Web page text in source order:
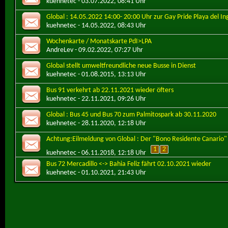
Global : 14.05.2022 14:00- 20:00 Uhr zur Gay Pride Playa del
kuehnetec - 14.05.2022, 08:43 Uhr
Wochenkarte / Monatskarte PdI>LPA
AndreLev - 09.02.2022, 07:27 Uhr
Global stellt umweltfreundliche neue Busse in Dienst
kuehnetec - 01.08.2015, 13:13 Uhr
Bus 91 verkehrt ab 22.11.2021 wieder öfters
kuehnetec - 22.11.2021, 09:26 Uhr
Global : Bus 45 und Bus 70 zum Palmitospark ab 30.11.2020
kuehnetec - 28.11.2020, 12:18 Uhr
Achtung:Eilmeldung von Global : Der "Bono Residente Canario"
kuehnetec - 06.11.2018, 12:18 Uhr 1 2
Bus 72 Mercadillo <-> Bahia Feliz fährt 02.10.2021 wieder
kuehnetec - 01.10.2021, 21:43 Uhr